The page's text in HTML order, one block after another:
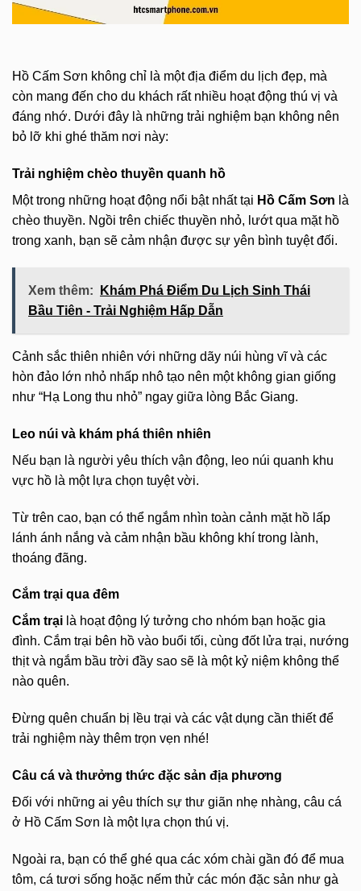
Hồ Cấm Sơn không chỉ là một địa điểm du lịch đẹp, mà
còn mang đến cho du khách rất nhiều hoạt động thú vị và
đáng nhớ. Dưới đây là những trải nghiệm bạn không nên
bỏ lỡ khi ghé thăm nơi này:
Trải nghiệm chèo thuyền quanh hồ
Một trong những hoạt động nổi bật nhất tại Hồ Cấm Sơn là
chèo thuyền. Ngồi trên chiếc thuyền nhỏ, lướt qua mặt hồ
trong xanh, bạn sẽ cảm nhận được sự yên bình tuyệt đối.
Xem thêm:
Khám Phá Điểm Du Lịch Sinh Thái
Bầu Tiên - Trải Nghiệm Hấp Dẫn
Cảnh sắc thiên nhiên với những dãy núi hùng vĩ và các
hòn đảo lớn nhỏ nhấp nhô tạo nên một không gian giống
như “Hạ Long thu nhỏ” ngay giữa lòng Bắc Giang.
Leo núi và khám phá thiên nhiên
Nếu bạn là người yêu thích vận động, leo núi quanh khu
vực hồ là một lựa chọn tuyệt vời.
Từ trên cao, bạn có thể ngắm nhìn toàn cảnh mặt hồ lấp
lánh ánh nắng và cảm nhận bầu không khí trong lành,
thoáng đãng.
Cắm trại qua đêm
Cắm trại là hoạt động lý tưởng cho nhóm bạn hoặc gia
đình. Cắm trại bên hồ vào buổi tối, cùng đốt lửa trại, nướng
thịt và ngắm bầu trời đầy sao sẽ là một kỷ niệm không thể
nào quên.
Đừng quên chuẩn bị lều trại và các vật dụng cần thiết để
trải nghiệm này thêm trọn vẹn nhé!
Câu cá và thưởng thức đặc sản địa phương
Đối với những ai yêu thích sự thư giãn nhẹ nhàng, câu cá
ở Hồ Cấm Sơn là một lựa chọn thú vị.
Ngoài ra, bạn có thể ghé qua các xóm chài gần đó để mua
tôm, cá tươi sống hoặc nếm thử các món đặc sản như gà